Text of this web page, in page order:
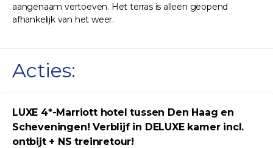
aangenaam vertoeven. Het terras is alleen geopend
afhankelijk van het weer.
Acties:
LUXE 4*-Marriott hotel tussen Den Haag en
Scheveningen! Verblijf in DELUXE kamer incl.
ontbijt + NS treinretour!